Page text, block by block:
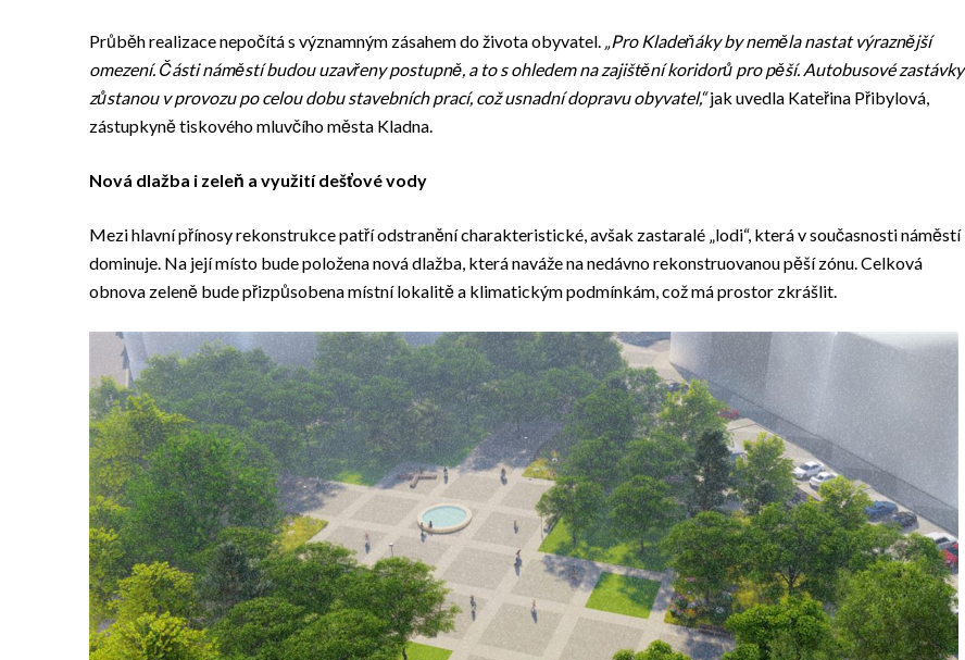
Průběh realizace nepočítá s významným zásahem do života obyvatel. „Pro Kladeňáky by neměla nastat výraznější
omezení. Části náměstí budou uzavřeny postupně, a to s ohledem na zajištění koridorů pro pěší. Autobusové zastávky
zůstanou v provozu po celou dobu stavebních prací, což usnadní dopravu obyvatel,“jak uvedla Kateřina Přibylová,
zástupkyně tiskového mluvčího města Kladna.
Nová dlažba i zeleň a využití dešťové vody
Mezi hlavní přínosy rekonstrukce patří odstranění charakteristické, avšak zastaralé „lodi“, která v současnosti náměstí
dominuje. Na její místo bude položena nová dlažba, která naváže na nedávno rekonstruovanou pěší zónu. Celková
obnova zeleně bude přizpůsobena místní lokalitě a klimatickým podmínkám, což má prostor zkrášlit.